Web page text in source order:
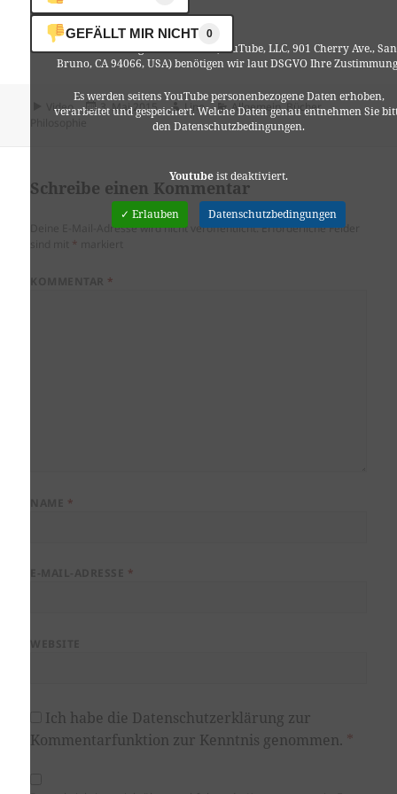
Für die Nutzung von YouTube (YouTube, LLC, 901 Cherry Ave., San
Bruno, CA 94066, USA) benötigen wir laut DSGVO Ihre
Es werden seitens YouTube personenbezogene Daten erhoben,
verarbeitet und gespeichert. Welche Daten genau entnehmen Sie
den Datenschutzbedingungen.
Youtubeist deaktiviert.
✓ Erlauben Datenschutzbedingungen
pragmatische Erwägungen.
Wir sind…
GEFÄLLT MIR NICHT 0
Format
Video
Veröffentlicht
3. Mai 2015 Autor
Lino Kategorien
Allgemein,Bücher,
Schreibe einen Kommentar
Deine E-Mail-Adresse wird nicht veröffentlicht.Erforderliche Felder
*
*
*
*
Ich habe die Datenschutzerklärung zur
Kommentarfunktion zur Kenntnis genommen. *